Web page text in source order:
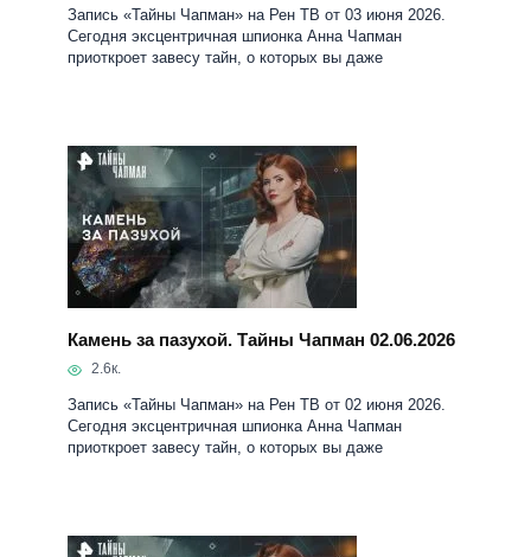
Камень за пазухой. Тайны Чапман 02.06.2026
2.6к.
Запись «Тайны Чапман» на Рен ТВ от 02 июня 2026.
Сегодня эксцентричная шпионка Анна Чапман
приоткроет завесу тайн, о которых вы даже